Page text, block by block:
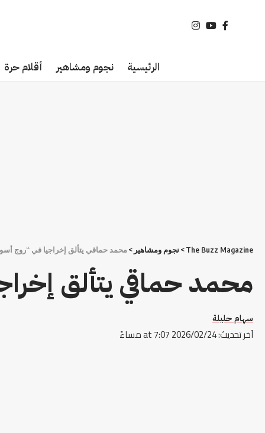
الرئيسية نجوم ومشاهير أقلام حرة
The Buzz Magazine
> نجوم ومشاهير >محمد حماقي يتألق إخراجيا في “روج
محمد حماقي يتألق
آخر تحديث: 2026/02/24 at 7:07 مساءً
سهام حليلة